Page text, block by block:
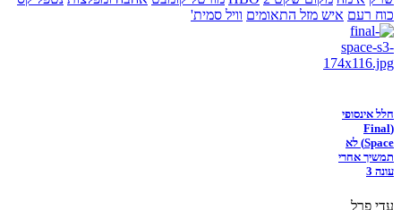
כוח רעם איש מזל התאומים וויל סמית'
חלל אינסופי
(Final
Space) לא
תמשיך אחרי
עונה 3
עדי פרל